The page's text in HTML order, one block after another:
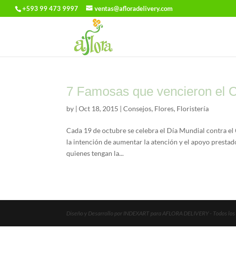
+593 99 473 9997 ventas@afloradelivery.com
7 Famosas que vencieron el
by |Oct 18, 2015 |Consejos, Flores, Floristería
Cada 19 de octubre se celebra el Día Mundial contra
la intención de aumentar la atención y el apoyo
quienes tengan la...
Diseño y Desarrollo por INDEXART para AFLORA DELIVERY - Todos